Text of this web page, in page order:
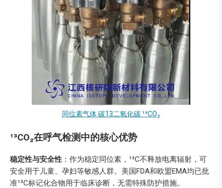
同位素气体 碳13二氧化碳 ¹³CO₂
¹³CO₂在呼气检测中的核心优势
稳定性与安全性 ：作为稳定同位素，¹³C不释放电离辐射，可
安全用于儿童、孕妇等敏感人群。美国FDA和欧盟EMA均已批
准¹³C标记化合物用于临床诊断，无需特殊防护措施。